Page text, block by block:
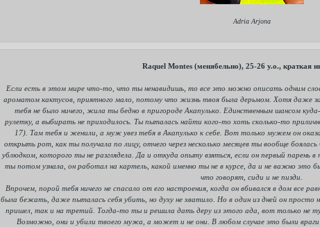
Adria Arjona
Raquel Montes (менябельно), 25-26 y.o., краткая
Если есть в этом мире что-то, что ты ненавидишь, то все это можно описать одним
ароматом кактусов, приятного мало, потому что жизнь твоя была дерьмом. Хотя даже
тебя не было ничего, жила ты бедно в пригороде Акапулько. Единственным шансом
рулетку, а выбирать не приходилось. Ты пыталась найти кого-то хоть сколько-то
17). Там тебя и женили, а муж увез тебя в Акапулько к себе. Вот только мужем он
открыть рот, как ты получала по лицу, отчего через несколько месяцев ты вообще
ублюдком, которого ты не разглядела. Да и откуда опыту взяться, если он первый
ты потом узнала, он работал на картель, какой именно ты не в курсе, да и не важно это
что говорят, сиди и не пизди.
Впрочем, порой тебя ничего не спасало от его настроения, когда он вбивался в дом все
была бежать, даже пыталась себя убить, но духу не хватило. Но в один из дней он просто
пришел, так и на третий. Тогда-то ты и решила дать деру из этого ада, вот только не
Возможно, они и убили твоего мужа, а может и не они. В любом случае это были